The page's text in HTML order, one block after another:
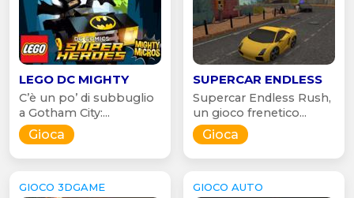
LEGO DC MIGHTY
C’è un po’ di subbuglio
a Gotham City:...
Gioca
SUPERCAR ENDLESS
Supercar Endless Rush,
un gioco frenetico...
Gioca
GIOCO 3DGAME GIOCO AUTO